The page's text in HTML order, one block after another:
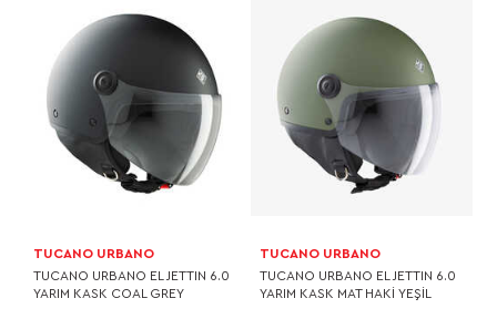
TUCANO URBANO
TUCANO URBANO EL JETTIN 6.0
YARIM KASK COAL GREY
TUCANO URBANO
TUCANO URBANO EL JETTIN 6.0
YARIM KASK MAT HAKİ YEŞİL